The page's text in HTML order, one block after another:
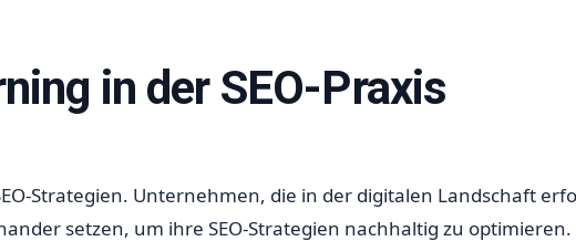
in der SEO-Praxis
Strategien. Unternehmen, die in der digitalen Landschaft
setzen, um ihre SEO-Strategien nachhaltig zu